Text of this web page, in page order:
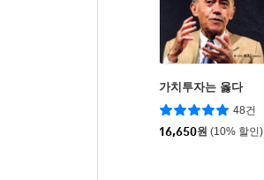
가치투자는 옳다
48건
16,650원 (10% 할인)